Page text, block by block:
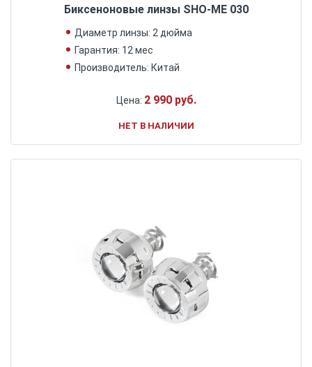
Биксеноновые линзы SHO-ME 030
Диаметр линзы: 2 дюйма
Гарантия: 12 мес
Производитель: Китай
Цена: 2 990 руб.
НЕТ В НАЛИЧИИ